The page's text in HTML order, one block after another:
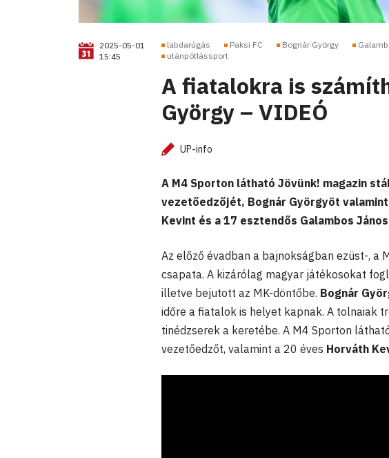
2025-05-01
15:45
labdarúgás Paksi FC Bognár György
utánpótlássport
A fiatalokra is
György – VIDEÓ
UP-info
A M4 Sporton látható Jövünk! magazin
vezetőedzőjét, Bognár Györgyöt
Kevint és a 17 esztendős Galambos
Az előző évadban a bajnokságban ezüst-, a
csapata. A kizárólag magyar játékosokat
illetve bejutott az MK-döntőbe. Bognár
időre a fiatalok is helyet kapnak. A tolnaiak
tinédzserek a keretébe. A M4 Sporton
vezetőedzőt, valamint a 20 éves Horváth